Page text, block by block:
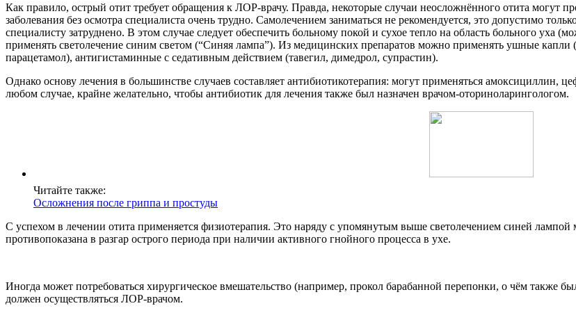
Как правило, острый отит требует обращения к ЛОР-врачу. Правда, некоторые случаи неосложнённого отита могут
заболевания без осмотра специалиста очень трудно. Самолечением заниматься не рекомендуется, это допустимо
специалисту затруднено. В этом случае следует обеспечить больному покой и сухое тепло на область больного уха
применять светолечение синим светом (“Синяя лампа”). Из медицинских препаратов можно применять ушные капли
парацетамол), антигистаминные с седативным действием (тавегил, димедрол, супрастин).
Однако основу лечения в большинстве случаев составляет антибиотикотерапия: могут применяться
любом случае, крайне желательно, чтобы антибиотик для лечения также был назначен врачом-оториноларингологом.
Читайте также:
Осложнения после гриппа и простуды
С успехом в лечении отита применяется физиотерапия. Это наряду с упомянутым выше светолечением синей
противопоказана в разгар острого периода при наличии активного гнойного процесса в ухе.
Иногда может потребоваться хирургическое вмешательство (например, прокол барабанной перепонки, о чём также
должен осуществляться ЛОР-врачом.